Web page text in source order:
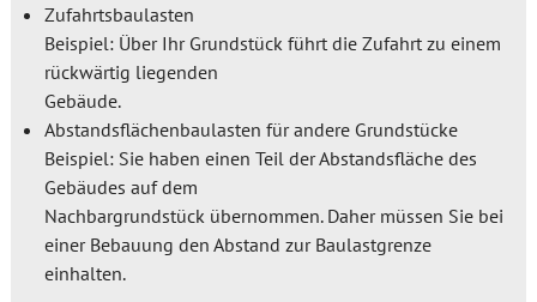
Zufahrtsbaulasten
Beispiel: Über Ihr Grundstück führt die Zufahrt zu einem
rückwärtig liegenden
Gebäude.
Abstandsflächenbaulasten für andere Grundstücke
Beispiel: Sie haben einen Teil der Abstandsfläche des
Gebäudes auf dem
Nachbargrundstück übernommen. Daher müssen Sie bei
einer Bebauung den Abstand zur Baulastgrenze
einhalten.